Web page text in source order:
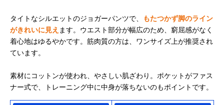
タイトなシルエットのジョガーパンツで、
もたつかず脚のライン
がきれいに見え ます。ウエスト部分が幅広のため、窮屈感がなく
着心地はゆるやかです。筋肉質の方は、ワンサイズ上が推奨され
ています。
素材にコットンが使われ、やさしい肌ざわり。ポケットがファス
ナー式で、トレーニング中に中身が落ちないのもポイントです。